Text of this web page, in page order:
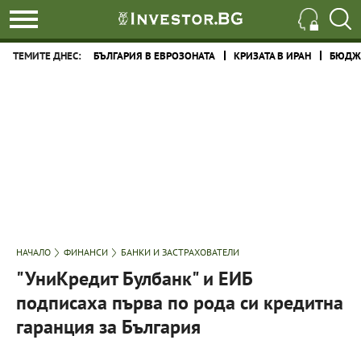
ТЕМИТЕ ДНЕС: БЪЛГАРИЯ В ЕВРОЗОНАТА КРИЗАТА В ИРАН
НАЧАЛО ФИНАНСИ БАНКИ И ЗАСТРАХОВАТЕЛИ
"УниКредит Булбанк" и ЕИБ
подписаха първа по рода си кредитна
гаранция за България